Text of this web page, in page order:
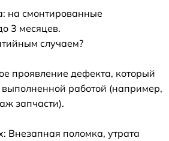
на смонтированные
3 месяцев.
случаем?
проявление дефекта, который
выполненной работой (например,
запчасти).
Внезапная поломка, утрата